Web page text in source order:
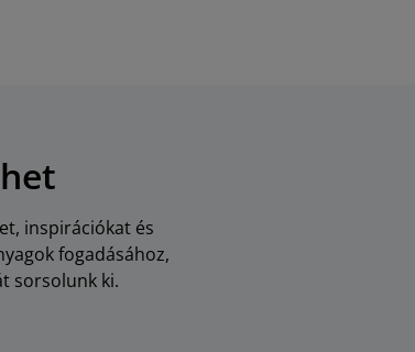
inspirációkat és
fogadásához,
sorsolunk ki.